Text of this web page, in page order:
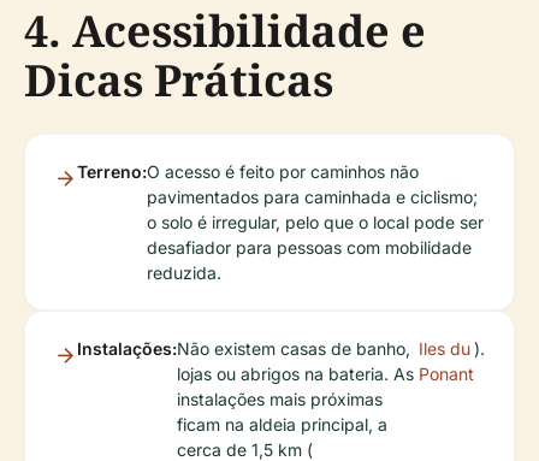
4. Acessibilidade e
Dicas Práticas
Terreno:O acesso é feito por caminhos não
pavimentados para caminhada e ciclismo;
o solo é irregular, pelo que o local pode ser
desafiador para pessoas com mobilidade
reduzida.
Instalações:Não existem casas de banho,
lojas ou abrigos na bateria. As
instalações mais próximas
ficam na aldeia principal, a
cerca de 1,5 km (
Iles du
Ponant
).